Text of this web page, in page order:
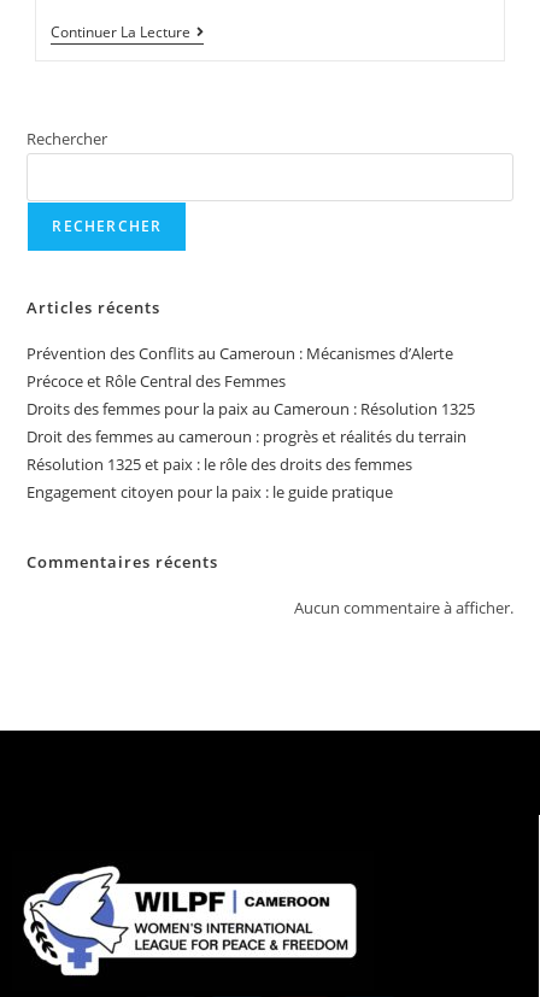
Continuer La Lecture
Rechercher
RECHERCHER
Articles récents
Prévention des Conflits au Cameroun : Mécanismes d’Alerte
Précoce et Rôle Central des Femmes
Droits des femmes pour la paix au Cameroun : Résolution 1325
Droit des femmes au cameroun : progrès et réalités du terrain
Résolution 1325 et paix : le rôle des droits des femmes
Engagement citoyen pour la paix : le guide pratique
Commentaires récents
Aucun commentaire à afficher.